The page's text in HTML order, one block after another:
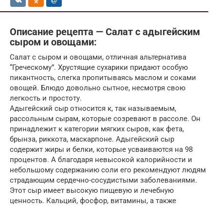
Описание рецепта — Салат с адыгейским
сыром и овощами:
Салат с сыром и овощами, отличная альтернатива
“Греческому”. Хрустящие сухарики придают особую
пикантность, слегка пропитываясь маслом и соками
овощей. Блюдо довольно сытное, несмотря свою
легкость и простоту.
Адыгейский сыр относится к, так называемым,
рассольным сырам, которые созревают в рассоле. Он
принадлежит к категории мягких сыров, как фета,
брынза, риккота, маскарпоне. Адыгейский сыр
содержит жиры и белки, которые усваиваются на 98
процентов. А благодаря невысокой калорийности и
небольшому содержанию соли его рекомендуют людям
страдающим сердечно-сосудистыми заболеваниями.
Этот сыр имеет высокую пищевую и лечебную
ценность. Кальций, фосфор, витамины, а также